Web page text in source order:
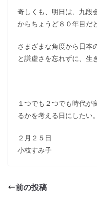
奇しくも、明日は、九段
からちょうど８０年目だ
さまざまな角度から日本
と謙虚さを忘れずに、生
１つでも２つでも時代が
るかを考える日にしたい。
２月２５日
小枝すみ子
前の投稿